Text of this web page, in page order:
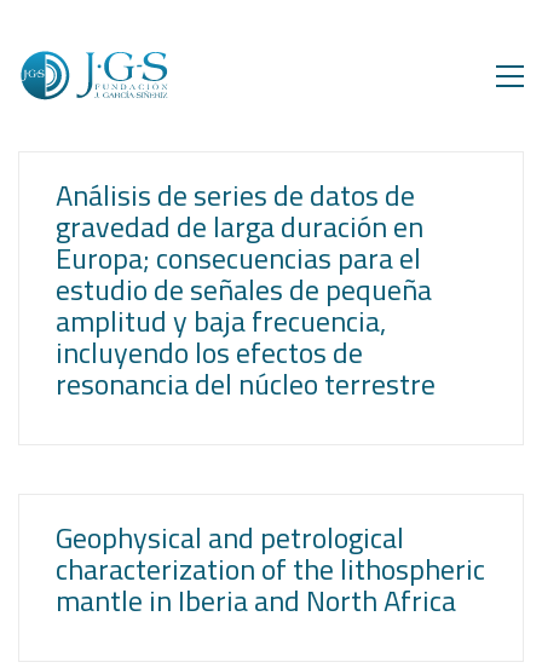
Análisis de series de datos de
gravedad de larga duración en
Europa; consecuencias para el
estudio de señales de pequeña
amplitud y baja frecuencia,
incluyendo los efectos de
resonancia del núcleo terrestre
Geophysical and petrological
characterization of the lithospheric
mantle in Iberia and North Africa